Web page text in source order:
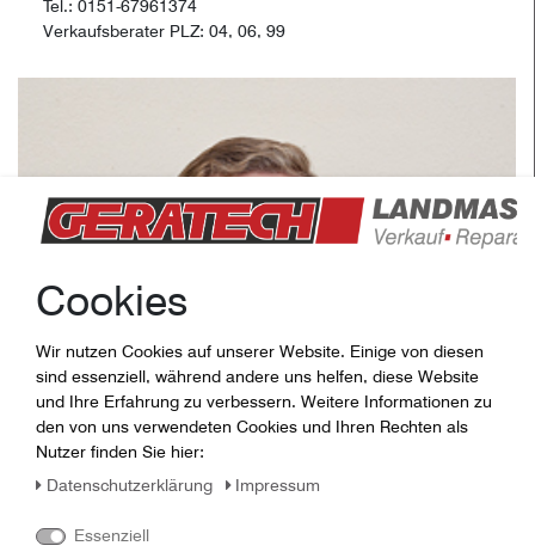
Tel.: 0151-67961374
Verkaufsberater PLZ: 04, 06, 99
Cookies
Wir nutzen Cookies auf unserer Website. Einige von diesen
sind essenziell, während andere uns helfen, diese Website
und Ihre Erfahrung zu verbessern. Weitere Informationen zu
den von uns verwendeten Cookies und Ihren Rechten als
Nutzer finden Sie hier:
Daten­schutz­erklärung
Impressum
Essenziell